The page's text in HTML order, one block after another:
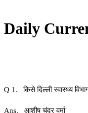
Daily
Q 1. किसे दिल्ली स्वास्थ्य
Ans. आशीष चंद्र वर्मा